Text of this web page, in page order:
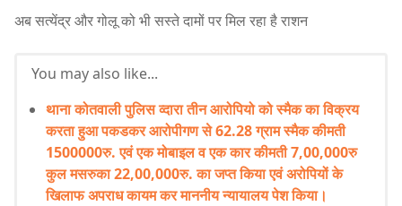
अब सत्येंद्र और गोलू को भी सस्ते दामों पर मिल रहा है राशन
You may also like...
थाना कोतवाली पुलिस व्दारा तीन आरोपियो को स्मैक का विक्रय
करता हुआ पकडकर आरोपीगण से 62.28 ग्राम स्मैक कीमती
1500000रु. एवं एक मोबाइल व एक कार कीमती 7,00,000रु
कुल मसरुका 22,00,000रु. का जप्त किया एवं अरोपियों के
खिलाफ अपराध कायम कर माननीय न्यायालय पेश किया।